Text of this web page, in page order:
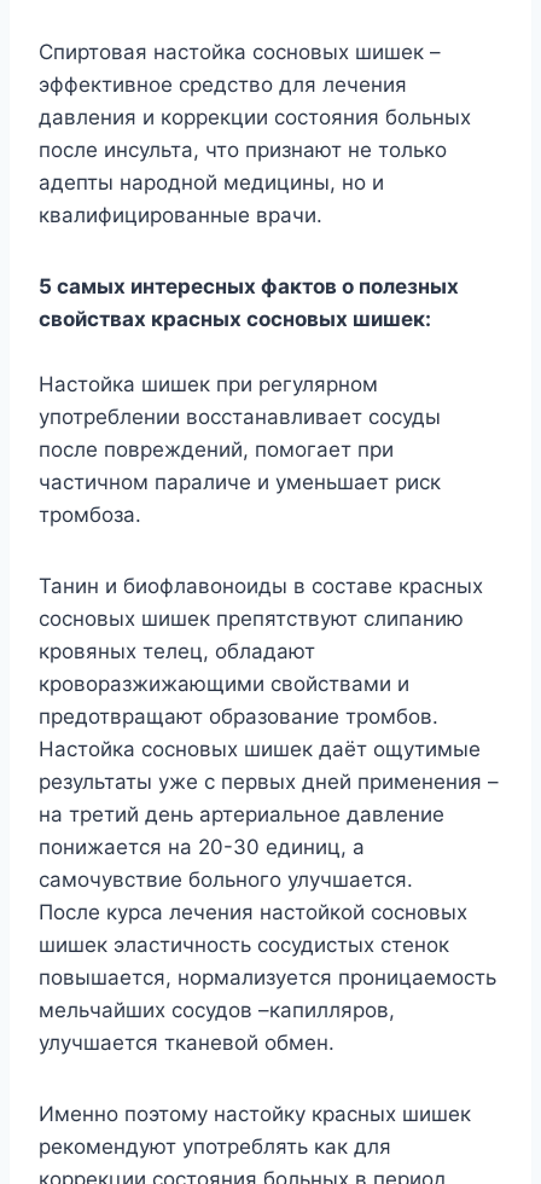
Спиртовая настойка сосновых шишек –
эффективное средство для лечения
давления и коррекции состояния больных
после инсульта, что признают не только
адепты народной медицины, но и
квалифицированные врачи.
5 самых интересных фактов о полезных
свойствах красных сосновых шишек:
Настойка шишек при регулярном
употреблении восстанавливает сосуды
после повреждений, помогает при
частичном параличе и уменьшает риск
тромбоза.
Танин и биофлавоноиды в составе красных
сосновых шишек препятствуют слипанию
кровяных телец, обладают
кроворазжижающими свойствами и
предотвращают образование тромбов.
Настойка сосновых шишек даёт ощутимые
результаты уже с первых дней применения –
на третий день артериальное давление
понижается на 20-30 единиц, а
самочувствие больного улучшается.
После курса лечения настойкой сосновых
шишек эластичность сосудистых стенок
повышается, нормализуется проницаемость
мельчайших сосудов –капилляров,
улучшается тканевой обмен.
Именно поэтому настойку красных шишек
рекомендуют употреблять как для
коррекции состояния больных в период